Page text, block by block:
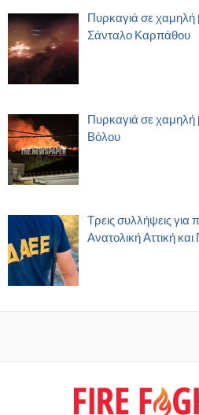
Πυρκαγιά σε χαμηλή
Σάνταλο Καρπάθου
Πυρκαγιά σε χαμηλή
Βόλου
Τρεις συλλήψεις για
Ανατολική Αττική